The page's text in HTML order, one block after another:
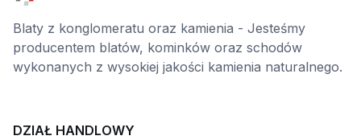
Blaty z konglomeratu oraz kamienia - Jesteśmy
producentem blatów, kominków oraz schodów
wykonanych z wysokiej jakości kamienia naturalnego.
DZIAŁ HANDLOWY